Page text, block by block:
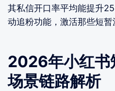
其私信开口率平均能提升
动追粉功能，激活那些短暂
2026年小红书
场景链路解析